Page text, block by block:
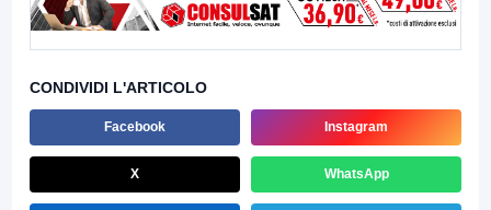
CONDIVIDI L'ARTICOLO
Facebook Instagram
X WhatsApp